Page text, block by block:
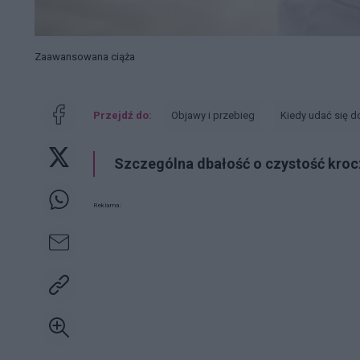
Zaawansowana ciąża
Przejdź do: Objawy i przebieg Kiedy udać się
Szczególna dbałość o czystość
Reklama: